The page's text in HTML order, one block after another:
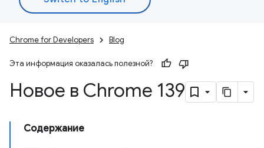
Chrome for Developers Blog
Эта информация оказалась полезной?
Новое в Chrome 139
Содержание